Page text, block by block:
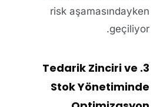
risk aşamasındayken
geçiliyor.
3. Tedarik Zinciri ve
Stok Yönetiminde